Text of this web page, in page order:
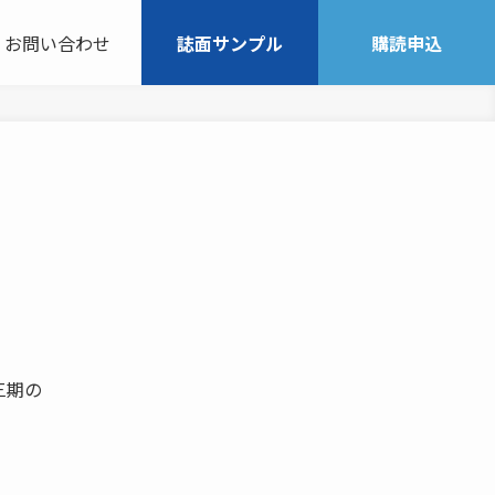
お問い合わせ 誌面サンプル 購読申込
期の